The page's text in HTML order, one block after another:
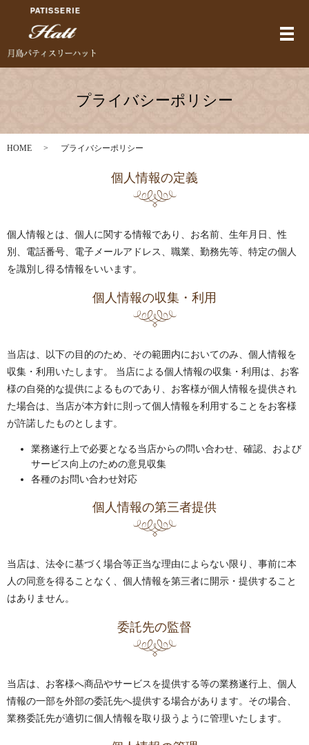
メ
プライバシーポリシー
HOME プライバシーポリシー
個人情報の定義
個人情報とは、個人に関する情報であり、お名前、生年月日、性
別、電話番号、電子メールアドレス、職業、勤務先等、特定の個人
を識別し得る情報をいいます。
個人情報の収集・利用
当店は、以下の目的のため、その範囲内においてのみ、個人情報を
収集・利用いたします。 当店による個人情報の収集・利用は、お客
様の自発的な提供によるものであり、お客様が個人情報を提供され
た場合は、当店が本方針に則って個人情報を利用することをお客様
が許諾したものとします。
業務遂行上で必要となる当店からの問い合わせ、確認、および
サービス向上のための意見収集
各種のお問い合わせ対応
個人情報の第三者提供
当店は、法令に基づく場合等正当な理由によらない限り、事前に本
人の同意を得ることなく、個人情報を第三者に開示・提供すること
はありません。
委託先の監督
当店は、お客様へ商品やサービスを提供する等の業務遂行上、個人
情報の一部を外部の委託先へ提供する場合があります。その場合、
業務委託先が適切に個人情報を取り扱うように管理いたします。